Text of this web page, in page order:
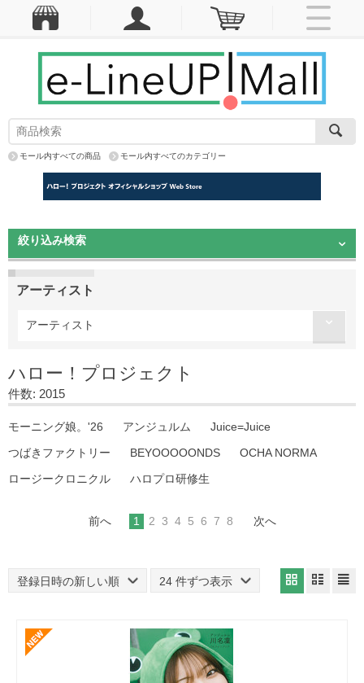
モール内すべての商品 モール内すべてのカテゴリー
絞り込み検索
アーティスト
アーティスト
ハロー！プロジェクト
件数: 2015
モーニング娘。'26 アンジュルム
Juice=Juice
つばきファクトリー
BEYOOOOONDS
OCHA NORMA
ロージークロニクル
ハロプロ研修生
前へ 1 2 3 4 5 6 7 8 次へ
登録日時の新しい順 24 件ずつ表示